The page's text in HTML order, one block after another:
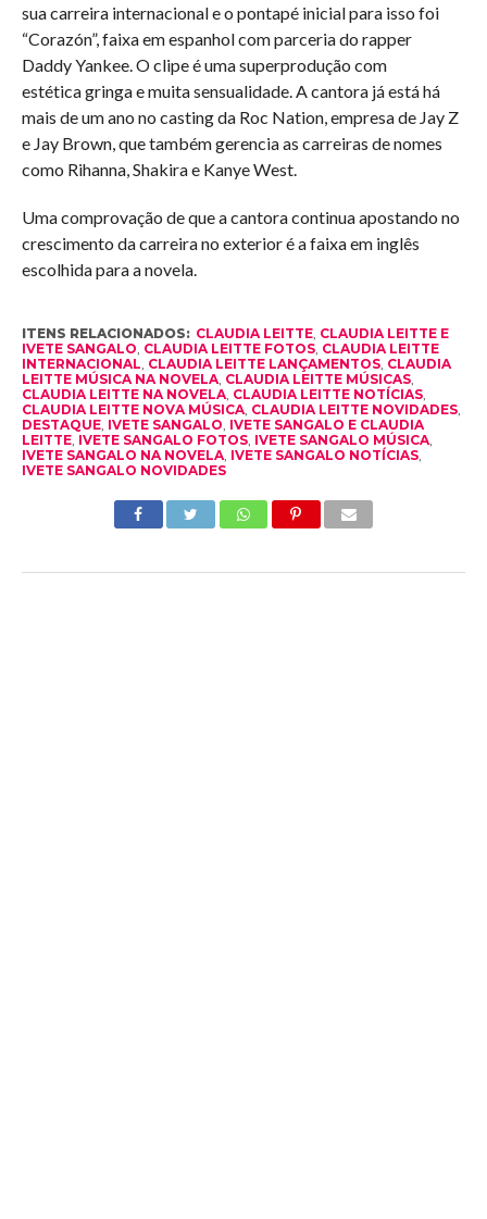
sua carreira internacional e o pontapé inicial para isso foi
“Corazón”, faixa em espanhol com parceria do rapper
Daddy Yankee. O clipe é uma superprodução com
estética gringa e muita sensualidade. A cantora já está há
mais de um ano no casting da Roc Nation, empresa de Jay Z
e Jay Brown, que também gerencia as carreiras de nomes
como Rihanna, Shakira e Kanye West.
Uma comprovação de que a cantora continua apostando no
crescimento da carreira no exterior é a faixa em inglês
escolhida para a novela.
ITENS RELACIONADOS: CLAUDIA LEITTE, CLAUDIA LEITTE E
IVETE SANGALO CLAUDIA LEITTE FOTOS, CLAUDIA LEITTE
INTERNACIONAL CLAUDIA LEITTE LANÇAMENTOS, CLAUDIA
LEITTE MÚSICA NA NOVELA, CLAUDIA LEITTE MÚSICAS,
CLAUDIA LEITTE NA NOVELA, CLAUDIA LEITTE NOTÍCIAS,
CLAUDIA LEITTE NOVA MÚSICA, CLAUDIA LEITTE NOVIDADES,
DESTAQUE, IVETE SANGALO IVETE SANGALO E CLAUDIA
LEITTE, IVETE SANGALO FOTOS, IVETE SANGALO MÚSICA,
IVETE SANGALO NA NOVELA, IVETE SANGALO NOTÍCIAS,
IVETE SANGALO NOVIDADES